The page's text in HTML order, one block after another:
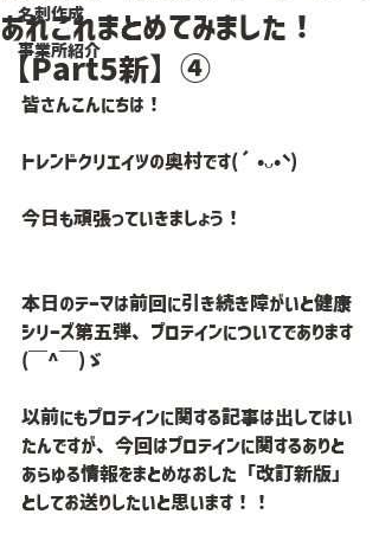
名刺作成
事業所紹介
あれこれまとめてみました！
【Part5新】④
皆さんこんにちは！
トレンドクリエイツの奥村です(´•ᴗ•` )
今日も頑張っていきましょう！
本日のテーマは前回に引き続き障がいと健康
シリーズ第五弾、プロテインについてであります
(￣^￣)ゞ
以前にもプロテインに関する記事は出してはい
たんですが、今回はプロテインに関するありと
あらゆる情報をまとめなおした「改訂新版」
としてお送りしたいと思います！！